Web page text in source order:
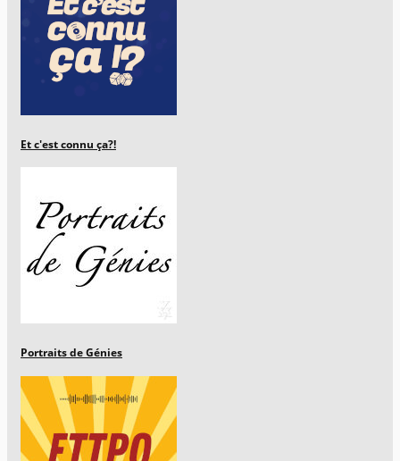
Et c'est connu ça?!
Portraits de Génies